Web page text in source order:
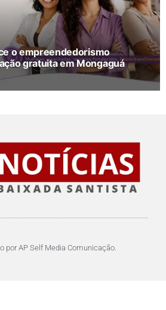
o empreendedorismo
gratuita em Mongaguá
por AP Self Media Comunicação.